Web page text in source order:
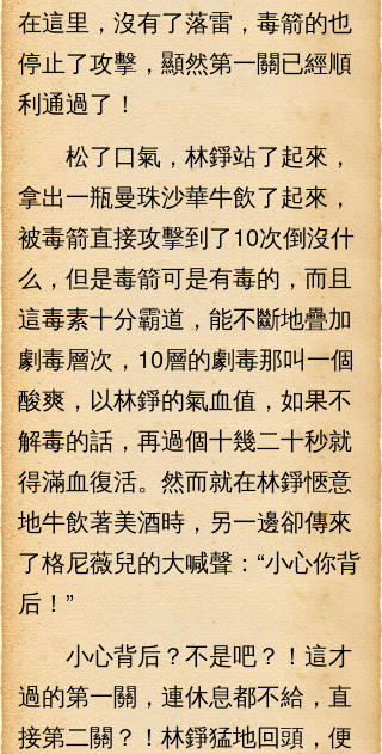
在這里，沒有了落雷，毒箭的也
停止了攻擊，顯然第一關已經順
利通過了！
松了口氣，林錚站了起來，
拿出一瓶曼珠沙華牛飲了起來，
被毒箭直接攻擊到了10次倒沒什
么，但是毒箭可是有毒的，而且
這毒素十分霸道，能不斷地疊加
劇毒層次，10層的劇毒那叫一個
酸爽，以林錚的氣血值，如果不
解毒的話，再過個十幾二十秒就
得滿血復活。然而就在林錚愜意
地牛飲著美酒時，另一邊卻傳來
了格尼薇兒的大喊聲：“小心你背
后！”
小心背后？不是吧？！這才
過的第一關，連休息都不給，直
接第二關？！林錚猛地回頭，便